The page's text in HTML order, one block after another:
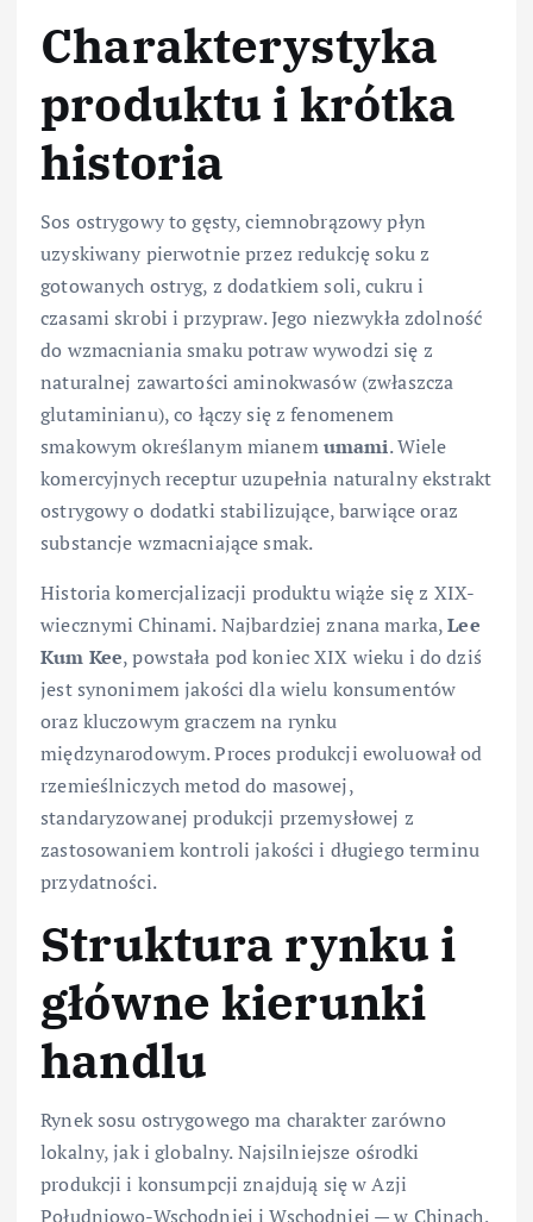
Charakterystyka
produktu i krótka
historia
Sos ostrygowy to gęsty, ciemnobrązowy płyn
uzyskiwany pierwotnie przez redukcję soku z
gotowanych ostryg, z dodatkiem soli, cukru i
czasami skrobi i przypraw. Jego niezwykła zdolność
do wzmacniania smaku potraw wywodzi się z
naturalnej zawartości aminokwasów (zwłaszcza
glutaminianu), co łączy się z fenomenem
smakowym określanym mianemumami. Wiele
komercyjnych receptur uzupełnia naturalny ekstrakt
ostrygowy o dodatki stabilizujące, barwiące oraz
substancje wzmacniające smak.
Historia komercjalizacji produktu wiąże się z XIX-
wiecznymi Chinami. Najbardziej znana marka,Lee
Kum Kee, powstała pod koniec XIX wieku i do dziś
jest synonimem jakości dla wielu konsumentów
oraz kluczowym graczem na rynku
międzynarodowym. Proces produkcji ewoluował od
rzemieślniczych metod do masowej,
standaryzowanej produkcji przemysłowej z
zastosowaniem kontroli jakości i długiego terminu
przydatności.
Struktura rynku i
główne kierunki
handlu
Rynek sosu ostrygowego ma charakter zarówno
lokalny, jak i globalny. Najsilniejsze ośrodki
produkcji i konsumpcji znajdują się w Azji
Południowo-Wschodniej i Wschodniej — w Chinach,